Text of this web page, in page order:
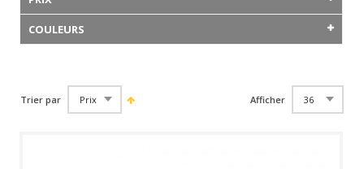
COULEURS
Trier par Afficher